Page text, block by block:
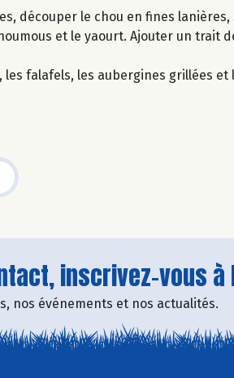
découper le chou en fines
et le yaourt. Ajouter un trait
falafels, les aubergines grillées
inscrivez-vous
nos événements et nos actualités.